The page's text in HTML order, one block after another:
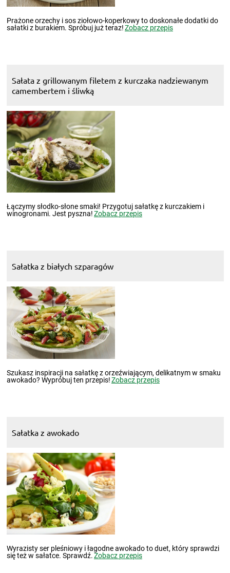
Prażone orzechy i sos ziołowo-koperkowy to doskonałe dodatki do
sałatki z burakiem. Spróbuj już teraz!Zobacz przepis
Sałata z grillowanym filetem z kurczaka nadziewanym
camembertem i śliwką
Łączymy słodko-słone smaki! Przygotuj sałatkę z kurczakiem i
winogronami. Jest pyszna!Zobacz przepis
Sałatka z białych szparagów
Szukasz inspiracji na sałatkę z orzeźwiającym, delikatnym w smaku
awokado? Wypróbuj ten przepis!Zobacz przepis
Sałatka z awokado
Wyrazisty ser pleśniowy i łagodne awokado to duet, który sprawdzi
się też w sałatce. Sprawdź.Zobacz przepis